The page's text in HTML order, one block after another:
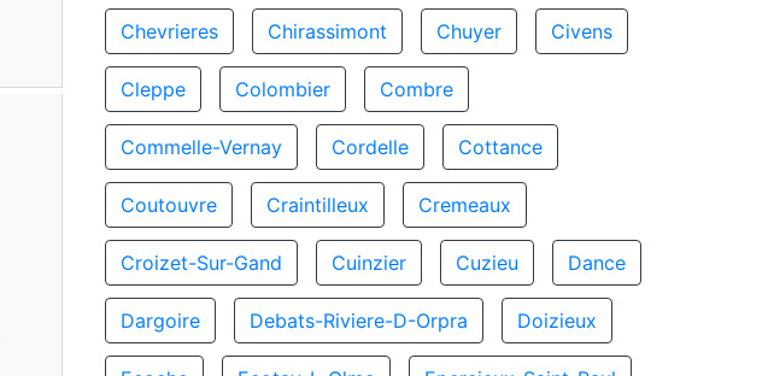
Chevrieres Chirassimont Chuyer Civens
Cleppe Colombier Combre
Commelle-Vernay Cordelle Cottance
Coutouvre Craintilleux Cremeaux
Croizet-Sur-Gand Cuinzier Cuzieu Dance
Dargoire Debats-Riviere-D-Orpra Doizieux